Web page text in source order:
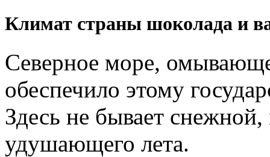
Климат страны шоколада и
Северное море,
обеспечило этому
Здесь не бывает
удушающего лета.